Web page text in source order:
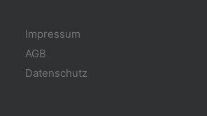
Impressum
AGB
Datenschutz